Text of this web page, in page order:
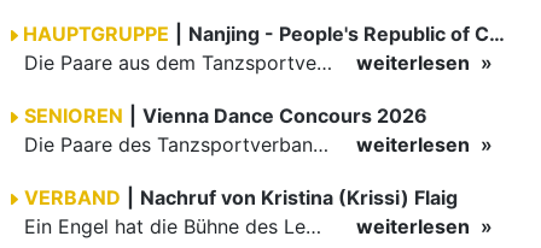
HAUPTGRUPPE
Nanjing - People's Republic of China
Die Paare aus dem Tanzsportverband Baden-Württemberg (TBW) haben beim hochklassig besetzten WDSF GrandSlam im chinesischen Nanjing wieder einmal auf internationalem Top-Niveau geglänzt. Das…
weiterlesen
SENIOREN
Vienna Dance Concours 2026
Die Paare des Tanzsportverbandes Baden-Württemberg (TBW) glänzten auf dem internationalen Parkett des Vienna Dance Concourse 2026 im Wiener Rathaus mit hervorragenden Platzierungen Ergebnisse unter: …
weiterlesen
VERBAND
Nachruf von Kristina (Krissi) Flaig
Ein Engel hat die Bühne des Lebens verlassen. Viel zu früh, plötzlich und für uns alle unfassbar, wurde unsere geliebte Kristina (Krissi) Flaig im Alter von 36 Jahren aus dem Leben gerissen. Das Tanzen…
weiterlesen